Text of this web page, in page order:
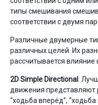
типы смешивания
соответствии с двумя
Различные двумерные
различных целей. Их
рассчитывается
2D Simple Directional:
движения представляют
“ходьба вперёд”,